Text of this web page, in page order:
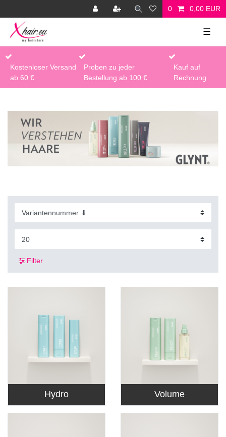
0 0,00 EUR
☰
Kostenloser Versand
ab 60 €
Proben zu jeder
Bestellung ab 100 €
Kauf auf
Rechnung
Filter
Hydro Volume